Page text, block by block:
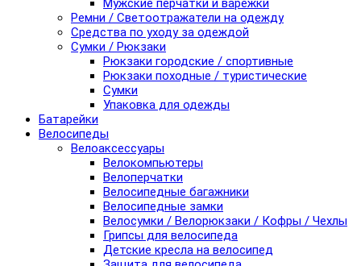
Мужские перчатки и варежки
Ремни / Светоотражатели на одежду
Средства по уходу за одеждой
Сумки / Рюкзаки
Рюкзаки городские / спортивные
Рюкзаки походные / туристические
Сумки
Упаковка для одежды
Батарейки
Велосипеды
Велоаксессуары
Велокомпьютеры
Велоперчатки
Велосипедные багажники
Велосипедные замки
Велосумки / Велорюкзаки / Кофры / Чехлы
Грипсы для велосипеда
Детские кресла на велосипед